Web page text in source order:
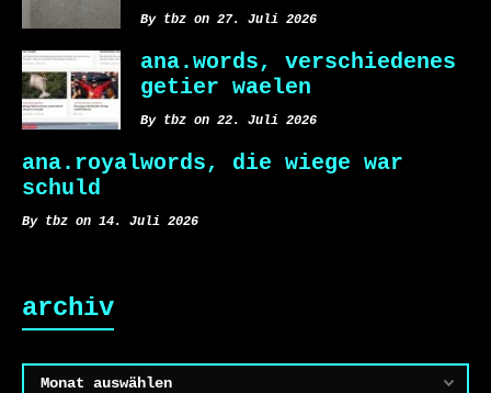
By tbz on 27. Juli 2026
ana.words, verschiedenes
getier waelen
By tbz on 22. Juli 2026
ana.royalwords, die wiege war
schuld
By tbz on 14. Juli 2026
archiv
Archiv